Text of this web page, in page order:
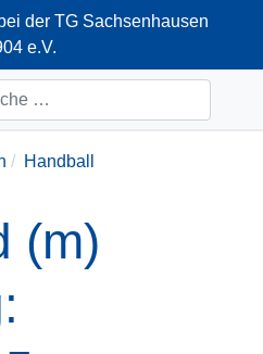
der TG Sachsenhausen
e.V.
+49-69-66374712
Handball
(m)